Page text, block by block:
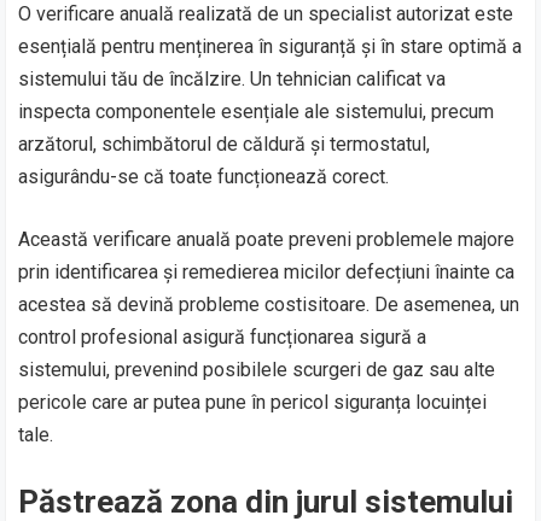
O verificare anuală realizată de un specialist autorizat este
esențială pentru menținerea în siguranță și în stare optimă a
sistemului tău de încălzire. Un tehnician calificat va
inspecta componentele esențiale ale sistemului, precum
arzătorul, schimbătorul de căldură și termostatul,
asigurându-se că toate funcționează corect.
Această verificare anuală poate preveni problemele majore
prin identificarea și remedierea micilor defecțiuni înainte ca
acestea să devină probleme costisitoare. De asemenea, un
control profesional asigură funcționarea sigură a
sistemului, prevenind posibilele scurgeri de gaz sau alte
pericole care ar putea pune în pericol siguranța locuinței
tale.
Păstrează zona din jurul sistemului